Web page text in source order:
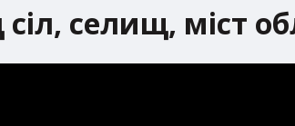
селищ, міст